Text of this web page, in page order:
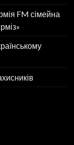
FM сімейна